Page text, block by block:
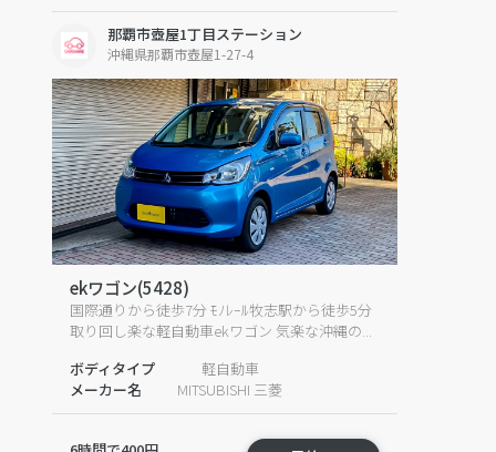
那覇市壺屋1丁目ステーション
沖縄県那覇市壺屋1-27-4
ekワゴン(5428)
国際通りから徒歩7分 ﾓﾉﾚｰﾙ牧志駅から徒歩5分
取り回し楽な軽自動車ekワゴン 気楽な沖縄の...
ボディタイプ
メーカー名
軽自動車
MITSUBISHI 三菱